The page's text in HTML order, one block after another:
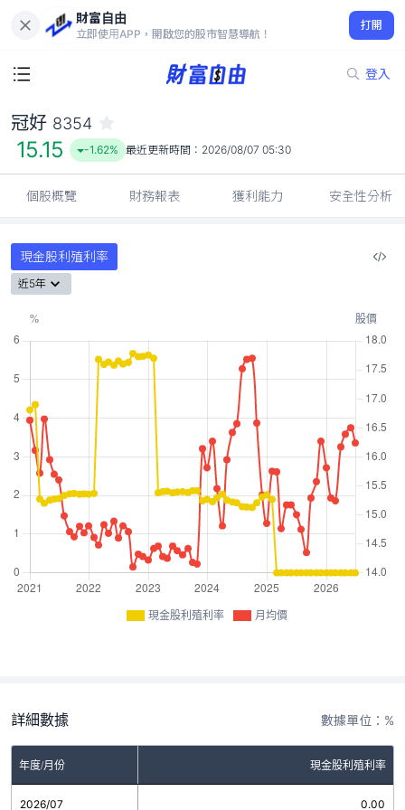
財富自由
立即使用APP，開啟您的股市智慧導航！
打開
登入
15.15
-1.62%
冠好 8354
15.15 -1.62% 最近更新時間： 2026/08/07 05:30
個股概覽 財務報表 獲利能力 安全性分析
現金股利殖利率
近5年
現金股利殖利率 月均價
詳細數據 數據單位：%
年度/月份 現金股利殖利率
2026/07 0.00